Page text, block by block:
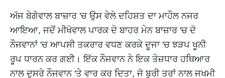
ਅੱਜ ਬੇਗੋਵਾਲ ਬਾਜ਼ਾਰ 'ਚ ਉਸ ਵੇਲੇ ਦਹਿਸ਼ਤ ਦਾ ਮਾਹੌਲ ਨਜਰ
ਆਇਆ, ਜਦੋਂ ਮੀਖੋਵਾਲ ਪਾਰਕ ਦੇ ਬਾਹਰ ਮੇਨ ਬਾਜ਼ਾਰ 'ਚ ਦੋ
ਨੌਜਵਾਨਾਂ 'ਚ ਆਪਸੀ ਤਕਰਾਰ ਵਧਣ ਕਰਕੇ ਦੂਜਾ 'ਚ ਝੜਪ ਖੂਨੀ
ਰੂਪ ਧਾਰਨ ਕਰ ਗਈ। ਇੱਕ ਨੌਜਵਾਨ ਨੇ ਇਕ ਤੇਜ਼ਧਾਰ ਹਥਿਆਰ
ਨਾਲ ਦੂਸਰੇ ਨੌਜਵਾਨ 'ਤੇ ਵਾਰ ਕਰ ਦਿਤਾ, ਜੋ ਬੁਰੀ ਤਰਾਂ ਨਾਲ ਜਖਮੀ